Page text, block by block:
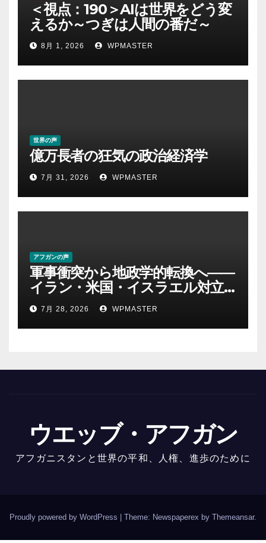
＜視点：190＞AIは世界をどう変
えるか～つぎは人間の番だ～
8月 1, 2026 WPMASTER
世界の声
億万長者の狂気の政治経済学
7月 31, 2026 WPMASTER
アフガンの声
軍事衝突から地政学的転換へ――
イラン・米国・イスラエル対立
後の中東 権力、抵抗、世界秩序
を問い直す-第２部
7月 28, 2026 WPMASTER
ウエッブ・アフガン
アフガニスタンと世界の平和、人権、進歩のために
Proudly powered by WordPress Theme: Newspaperex by Themeansar.